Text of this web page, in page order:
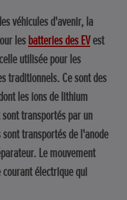
véhicules d'avenir, la
lesbatteries des EVest
utilisée pour les
traditionnels. Ce sont des
les ions de lithium
transportés par un
transportés de l'anode
Le mouvement
électrique qui